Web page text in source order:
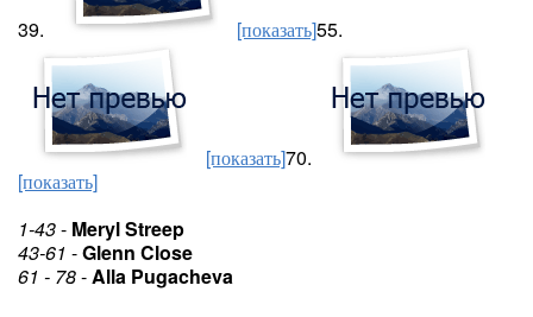
39. [показать]55.
[показать]70.
[показать]
1-43- Meryl Streep
43-61 -Glenn Close
61 - 78-Alla Pugacheva